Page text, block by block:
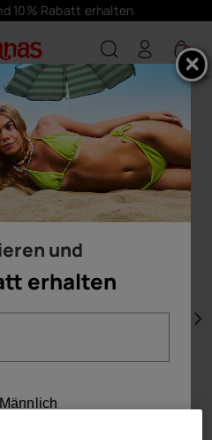
10% Rabatt erhalten
0
und
erhalten
Männlich